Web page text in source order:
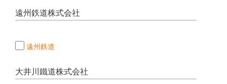
遠州鉄道株式会社
遠州鉄道
大井川鐵道株式会社